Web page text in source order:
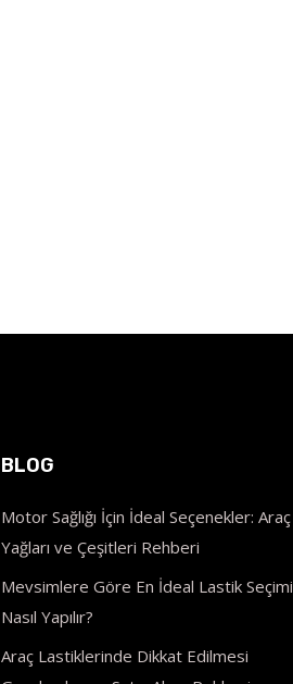
BLOG
Motor Sağlığı İçin İdeal Seçenekler: Araç
Yağları ve Çeşitleri Rehberi
Mevsimlere Göre En İdeal Lastik Seçimi
Nasıl Yapılır?
Araç Lastiklerinde Dikkat Edilmesi